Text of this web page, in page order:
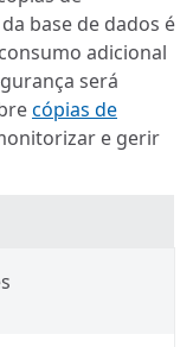
base de dados é
adicional
será
cópias de
e gerir